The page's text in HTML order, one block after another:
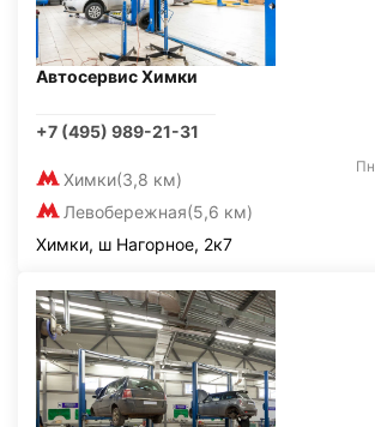
Автосервис Химки
+7 (495) 989-21-31
Химки(3,8 км)
Левобережная(5,6 км)
Химки, ш Нагорное, 2к7